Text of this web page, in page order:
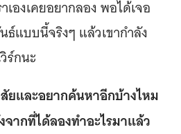
องเคยอยากลอง พอได้เจอ
แบบนี้จริงๆ แล้วเขากำลัง
ร์กนะ
ยและอยากค้นหาอีกบ้างไหม
ากที่ได้ลองทำอะไรมาแล้ว